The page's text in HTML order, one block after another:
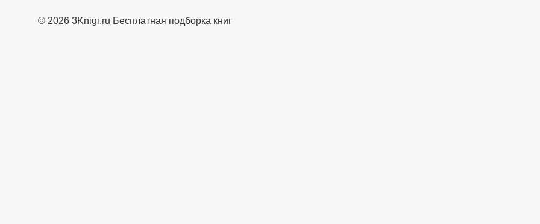
© 2026 3Knigi.ru Бесплатная подборка книг